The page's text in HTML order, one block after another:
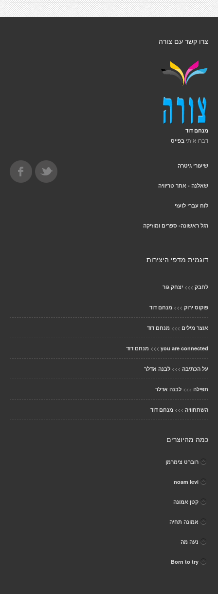
צרו קשר עם צורה
מנחם דוד
דברו איתי בפייס
שיעורי גיטרה
שאלנה - אתר טריוויה
לוח עברי לועזי
רגל ראשונה- ספרים ומוזיקה
דוגמית מדפי היצירות
לחבק >>> יצחק גור
פוקוס ירוק >>> מנחם דוד
אוצר מילים >>> מנחם דוד
you are connected
>>> מנחם דוד
על הכתיבה >>> לבנה אדלר
תפילה >>> לבנה אדלר
השתחוויה >>> מנחם דוד
כמה מהיוצרים
רוברט צימרמן
noam levi
קטן אמונה
אמונה תחיה
נעה מה
Born to try